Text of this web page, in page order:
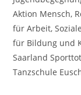
Aktion Mensch,
für Arbeit,
für Bildung und
Saarland
Tanzschule